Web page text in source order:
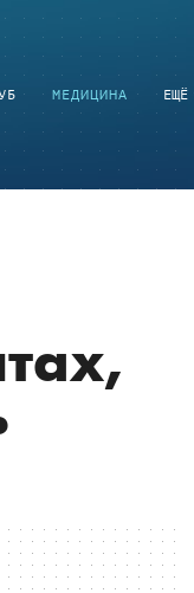
ЕЩЁ
МЕДИЦИНА